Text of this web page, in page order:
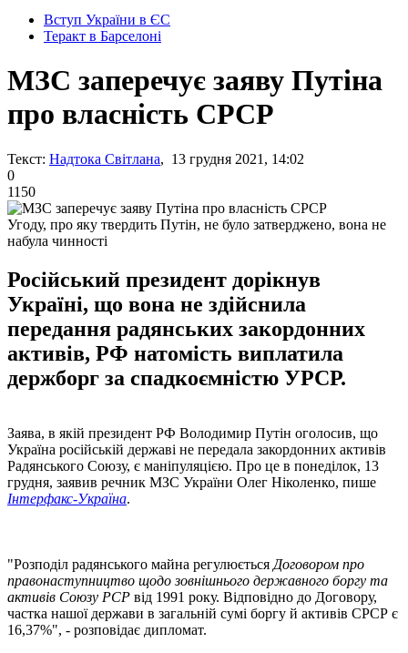
Вступ України в ЄС
Теракт в Барселоні
МЗС заперечує заяву Путіна
про власність СРСР
Текст: Надтока Світлана, 13 грудня 2021, 14:02
0
1150
Угоду, про яку твердить Путін, не було затверджено, вона не
набула чинності
Російський президент дорікнув
Україні, що вона не здійснила
передання радянських закордонних
активів, РФ натомість виплатила
держборг за спадкоємністю УРСР.
Заява, в якій президент РФ Володимир Путін оголосив, що
Україна російській державі не передала закордонних активів
Радянського Союзу, є маніпуляцією. Про це в понеділок, 13
грудня, заявив речник МЗС України Олег Ніколенко, пише
Інтерфакс-Україна.
"Розподіл радянського майна регулюється Договором про
правонаступництво щодо зовнішнього державного боргу та
активів Союзу РСР від 1991 року. Відповідно до Договору,
частка нашої держави в загальній сумі боргу й активів СРСР є
16,37%", - розповідає дипломат.